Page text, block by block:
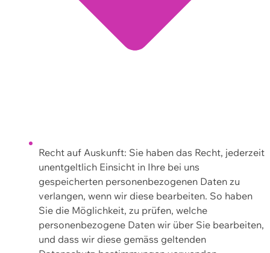
Recht auf Auskunft: Sie haben das Recht, jederzeit
unentgeltlich Einsicht in Ihre bei uns
gespeicherten personenbezogenen Daten zu
verlangen, wenn wir diese bearbeiten. So haben
Sie die Möglichkeit, zu prüfen, welche
personenbezogene Daten wir über Sie bearbeiten,
und dass wir diese gemäss geltenden